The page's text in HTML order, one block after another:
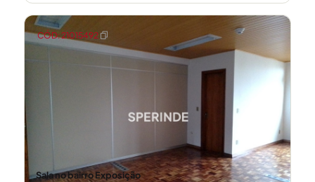
Sala no bairro Exposição
CÓD: 21015492